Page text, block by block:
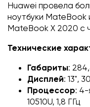
Huawei провела
ноутбуки MateBook
MateBook X 2020 с
Технические
Габариты:
Дисплей: 13",
Процессор: 4-
10510U, 1,8 ГГц